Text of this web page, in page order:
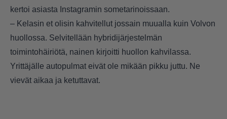
kertoi asiasta Instagramin sometarinoissaan.
– Kelasin et olisin kahvitellut jossain muualla kuin Volvon
huollossa. Selvitellään hybridijärjestelmän
toimintohäiriötä, nainen kirjoitti huollon kahvilassa.
Yrittäjälle autopulmat eivät ole mikään pikku juttu. Ne
vievät aikaa ja ketuttavat.